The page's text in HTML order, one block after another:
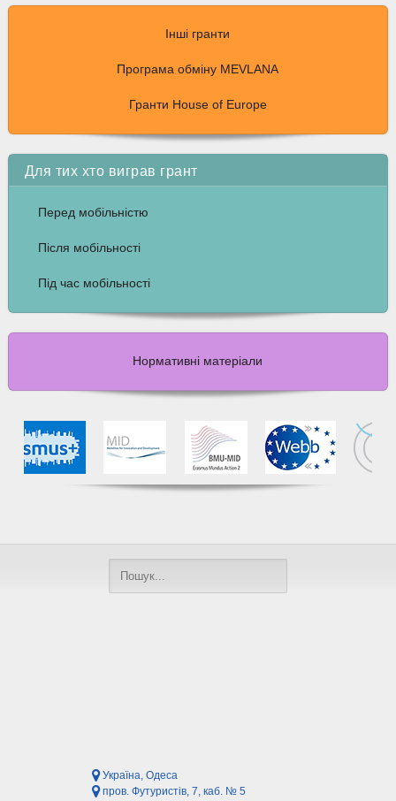
Інші гранти
Програма обміну MEVLANA
Гранти House of Europe
Для тих хто виграв грант
Перед мобільністю
Після мобільності
Під час мобільності
Нормативні матеріали
Україна, Одеса
пров. Футуристів, 7, каб. № 5